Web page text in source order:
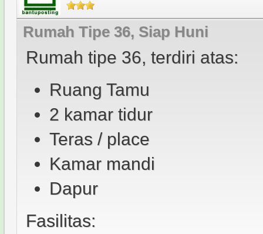
Rumah Tipe 36, Siap Huni
Rumah tipe 36, terdiri atas:
Ruang Tamu
2 kamar tidur
Teras / place
Kamar mandi
Dapur
Fasilitas: